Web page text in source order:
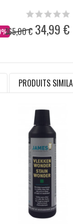
165,00 € 34,99 €
PRODUITS